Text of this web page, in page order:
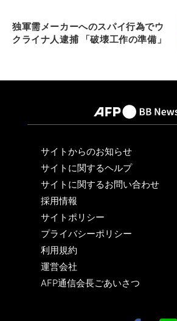
独軍需メーカーへのスパイ行為でウ
クライナ人逮捕 「破壊工作の準備」
サイトからのお知らせ
サイトに関するヘルプ
サイトに関するお問い合わせ
採用情報
サイトポリシー
プライバシーポリシー
利用規約
運営会社
AFP通信会長ごあいさつ